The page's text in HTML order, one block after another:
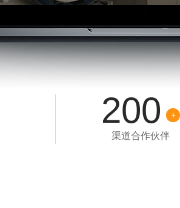
200 +
渠道合作伙伴